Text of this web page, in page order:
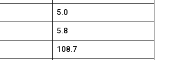
5.0
5.8
108.7